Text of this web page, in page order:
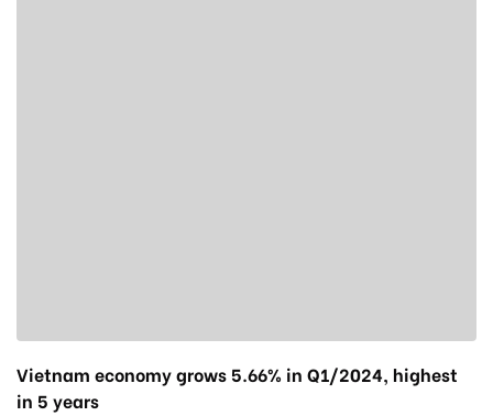
Vietnam economy grows 5.66% in Q1/2024, highest
in 5 years